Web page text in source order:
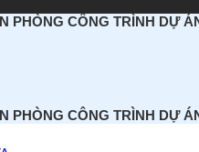
PHÒNG CÔNG TRÌNH DỰ
PHÒNG CÔNG TRÌNH DỰ